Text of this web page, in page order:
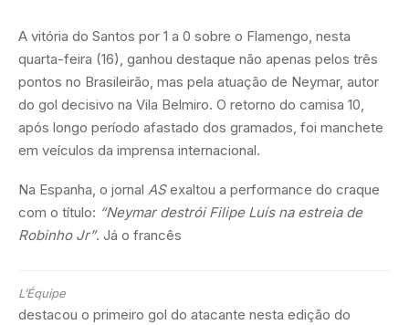
A vitória do Santos por 1 a 0 sobre o Flamengo, nesta
quarta-feira (16), ganhou destaque não apenas pelos três
pontos no Brasileirão, mas pela atuação de Neymar, autor
do gol decisivo na Vila Belmiro. O retorno do camisa 10,
após longo período afastado dos gramados, foi manchete
em veículos da imprensa internacional.
Na Espanha, o jornal ASexaltou a performance do craque
com o título: “Neymar destrói Filipe Luís na estreia de
Robinho Jr”. Já o francês
L’Équipe
destacou o primeiro gol do atacante nesta edição do